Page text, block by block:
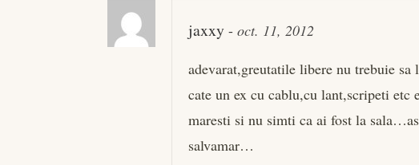
jaxxy -oct. 11, 2012
adevarat,greutatile libere nu trebuie
cate un ex cu cablu,cu lant,scripeti etc
maresti si nu simti ca ai fost la
salvamar…